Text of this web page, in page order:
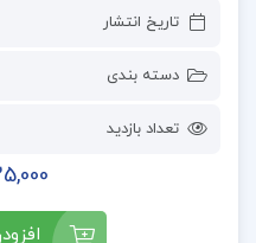
تاریخ انتشار
دسته بندی
تعداد بازدید
25,000